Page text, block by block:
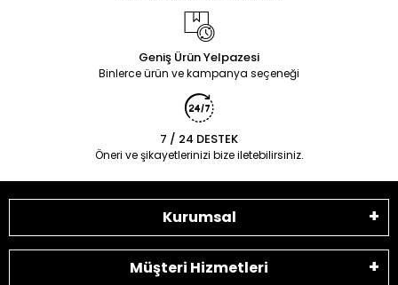
Geniş Ürün Yelpazesi
Binlerce ürün ve kampanya seçeneği
7 / 24 DESTEK
Öneri ve şikayetlerinizi bize iletebilirsiniz.
Kurumsal
Müşteri Hizmetleri